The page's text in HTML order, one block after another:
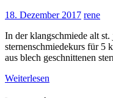
18. Dezember 2017 rene
In der klangschmiede alt
sternenschmiedekurs für 5
aus blech geschnittenen
Weiterlesen